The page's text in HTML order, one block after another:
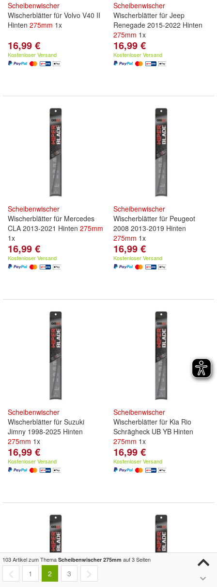
Scheibenwischer
Wischerblätter für Volvo V40 II
Hinten 275mm 1x
16,99 €
Kostenloser Versand
Scheibenwischer
Wischerblätter für Jeep
Renegade 2015-2022 Hinten
275mm 1x
16,99 €
Kostenloser Versand
Scheibenwischer
Wischerblätter für Mercedes
CLA 2013-2021 Hinten 275mm
1x
16,99 €
Kostenloser Versand
Scheibenwischer
Wischerblätter für Peugeot
2008 2013-2019 Hinten
275mm 1x
16,99 €
Kostenloser Versand
Scheibenwischer
Wischerblätter für Suzuki
Jimny 1998-2025 Hinten
275mm 1x
16,99 €
Kostenloser Versand
Scheibenwischer
Wischerblätter für Kia Rio
Schrägheck UB YB Hinten
275mm 1x
16,99 €
Kostenloser Versand
103 Artikel zum Thema Scheibenwischer 275mm auf 3 Seiten
1 2 3